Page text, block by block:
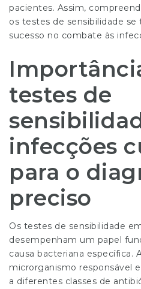
pacientes. Assim,
os testes de sensibilidade
sucesso no combate às
testes de
infecções
para o
preciso
Os testes de sensibilidade
desempenham um papel
causa bacteriana específica.
microrganismo responsável
a diferentes classes de